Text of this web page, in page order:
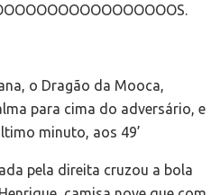
o Dragão da Mooca,
para cima do adversário, e
minuto, aos 49’
pela direita cruzou a bola